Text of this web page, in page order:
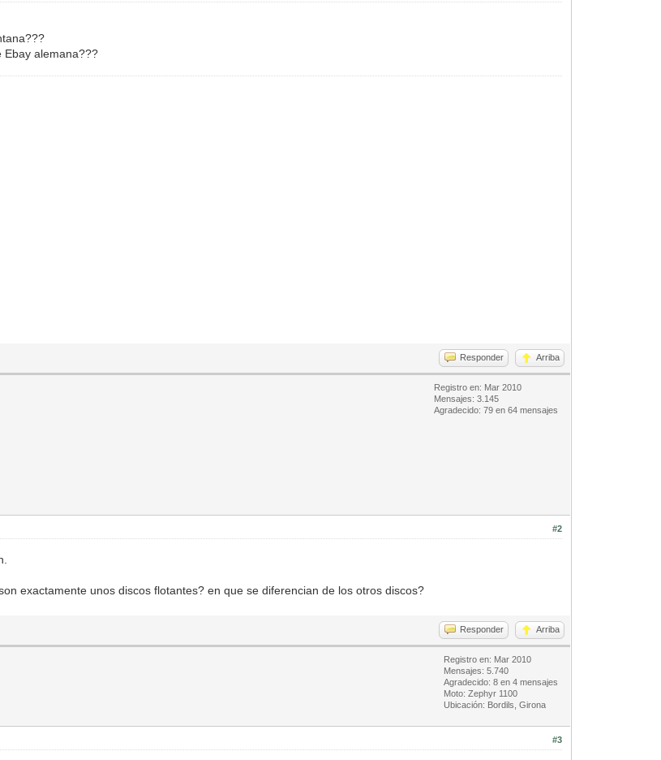
Ebay alemana???
Responder Arriba
Registro en: Mar 2010
Mensajes: 3.145
Agradecido: 79 en 64 mensajes
#2
exactamente unos discos flotantes? en que se diferencian de los otros discos?
Responder Arriba
Registro en: Mar 2010
Mensajes: 5.740
Agradecido: 8 en 4 mensajes
Moto: Zephyr 1100
Ubicación: Bordils, Girona
#3